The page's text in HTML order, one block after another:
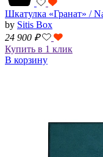
Шкатулка «Гранат» /
by Sitis Box
24 900 ₽
Купить в 1 клик
В корзину